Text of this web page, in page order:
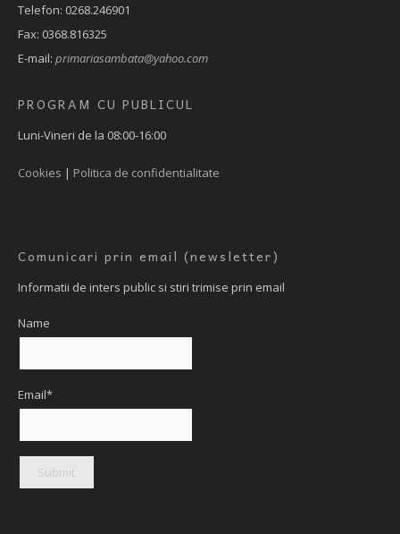
Telefon: 0268.246901
Fax: 0368.816325
E-mail: primariasambata@yahoo.com
PROGRAM CU PUBLICUL
Luni-Vineri de la 08:00-16:00
Cookies | Politica de confidentialitate
Comunicari prin email (newsletter)
Informatii de inters public si stiri trimise prin email
Name
Email*